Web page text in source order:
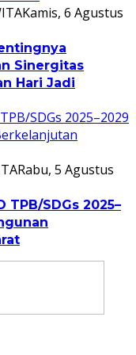
Kamis, 6 Agustus
Sinergitas
Hari Jadi
Rabu, 5 Agustus
TPB/SDGs 2025–